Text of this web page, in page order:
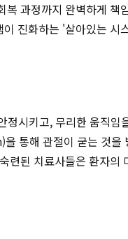
과정까지 완벽하게 책
진화하는 '살아있는
시키고, 무리한 움직
통해 관절이 굳는 것을
련된 치료사들은 환자의